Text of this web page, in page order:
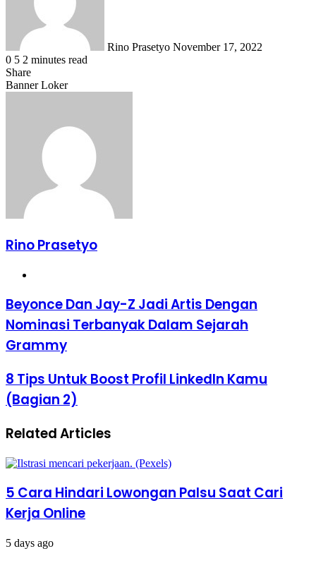
Rino Prasetyo November 17, 2022
0 5 2 minutes read
Share
Facebook
X
LinkedIn
WhatsApp
Share
Banner Loker
Rino Prasetyo
Beyonce
Dan
Jay-
Z
Jadi
Dengan
Nominasi
Terbanyak
Sejarah
Grammy
Beyonce Dan Jay-Z Jadi Artis Dengan
Nominasi Terbanyak Dalam Sejarah
Grammy
8
Tips
Untuk
LinkedIn
(Bagian
8 Tips Untuk Boost Profil LinkedIn Kamu
(Bagian 2)
Related Articles
5 Cara Hindari Lowongan Palsu Saat Cari
Kerja Online
5 days ago